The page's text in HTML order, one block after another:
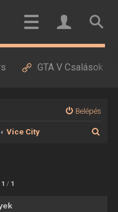
GTA V Csalások
Belépés
Vice City
1 / 1